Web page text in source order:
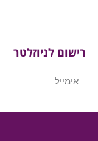
רישום לניוזלטר